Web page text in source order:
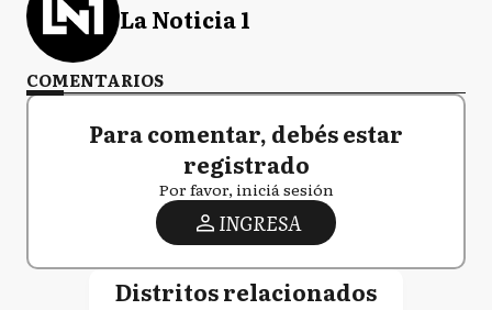
La Noticia 1
COMENTARIOS
Para comentar, debés estar
registrado
Por favor, iniciá sesión
INGRESA
Distritos relacionados